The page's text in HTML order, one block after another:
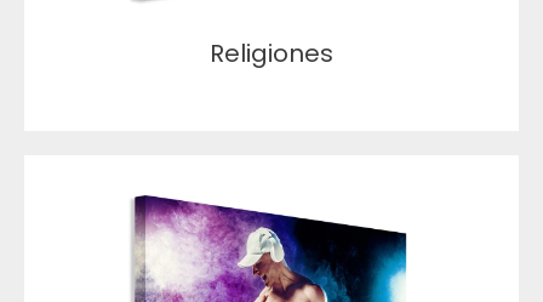
Religiones